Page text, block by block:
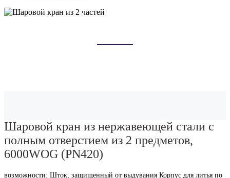
Шаровой кран из нержавеющей стали с
полным отверстием из 2 предметов,
6000WOG (PN420)
возможности: Шток, защищенный от выдувания Корпус для литья по